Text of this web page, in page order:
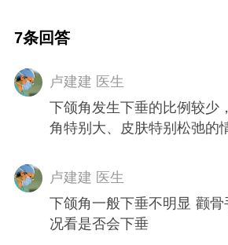
手术方法防止这一点，另外做
们给予意见！万分感谢！
7条回答
卢建建 医生
下颌角发生下垂的比例较少
角特别大、皮肤特别松弛的
卢建建 医生
下颌角一般下垂不明显 颧
况看是否会下垂